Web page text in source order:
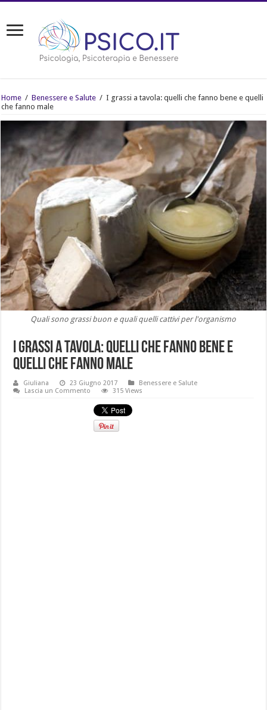
Home / Benessere e Salute / I grassi a tavola: quelli che fanno bene e quelli
che fanno male
Quali sono grassi buon e quali quelli cattivi per l'organismo
I grassi a tavola: quelli che fanno bene e
quelli che fanno male
Giuliana 23 Giugno 2017
Benessere e Salute
Lascia un Commento
315 Views